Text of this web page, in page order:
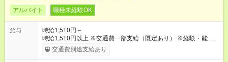
アルバイト 職種未経験OK
給与
時給1,510円～
時給1,510円以上 ※交通費一部支給（既定あり） ※経験・能力を
考慮して決定します 【収入例】 週1回勤務の場合：1,510円×8時
間×4回=4万8,320円 週3回勤務の場合：1,510円×8時間×12回
交通費別途支給あり